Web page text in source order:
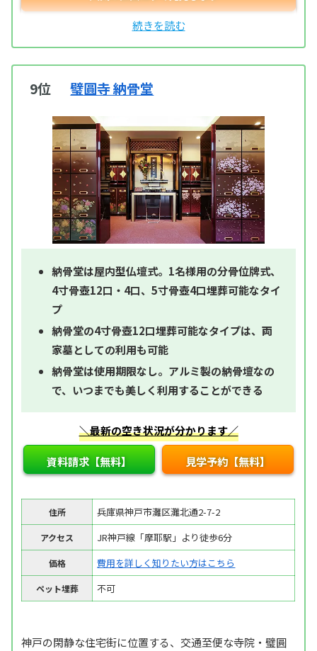
9位 璧圓寺 納骨堂
納骨堂は屋内型仏壇式。1名様用の分骨位牌式、
4寸骨壺12口・4口、5寸骨壺4口埋葬可能なタイ
プ
納骨堂の4寸骨壺12口埋葬可能なタイプは、両
家墓としての利用も可能
納骨堂は使用期限なし。アルミ製の納骨壇なの
で、いつまでも美しく利用することができる
＼最新の空き状況が分かります／
資料請求【無料】 見学予約【無料】
住所 兵庫県神戸市灘区灘北通2-7-2
アクセス JR神戸線「摩耶駅」より徒歩6分
価格 費用を詳しく知りたい方はこちら
ペット埋葬 不可
神戸の閑静な住宅街に位置する、交通至便な寺院・璧圓